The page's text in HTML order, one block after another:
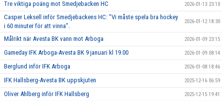
Tre viktiga poäng mot Smedjebacken HC 2026-01-13 23:10
Casper Leksell inför Smedjebackens HC: ”Vi måste spela bra hockey
i 60 minuter för att vinna”.
2026-01-12 18:30
Målrikt när Avesta BK vann mot Arboga 2026-01-09 23:15
Gameday IFK Arboga-Avesta BK 9 januari kl 19.00 2026-01-09 08:14
Berglund inför IFK Arboga 2026-01-08 18:46
IFK Hallsberg-Avesta BK uppskjuten 2025-12-16 06:59
Oliver Ahlberg inför IFK Hallsberg 2025-12-15 19:41